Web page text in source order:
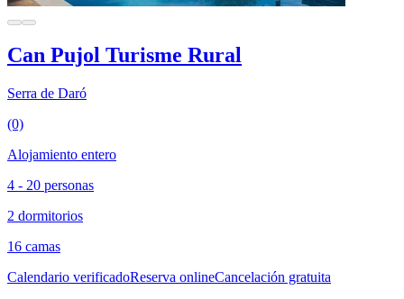
Can Pujol Turisme Rural
Serra de Daró
(0)
Alojamiento entero
4 - 20 personas
2 dormitorios
16 camas
Calendario verificadoReserva onlineCancelación gratuita